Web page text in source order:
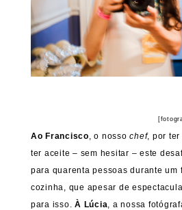
Ao Francisco , o nossochef, por
ter aceite – sem hesitar – este
para quarenta pessoas durante um
cozinha, que apesar de
para isso.À Lúcia , a nossa